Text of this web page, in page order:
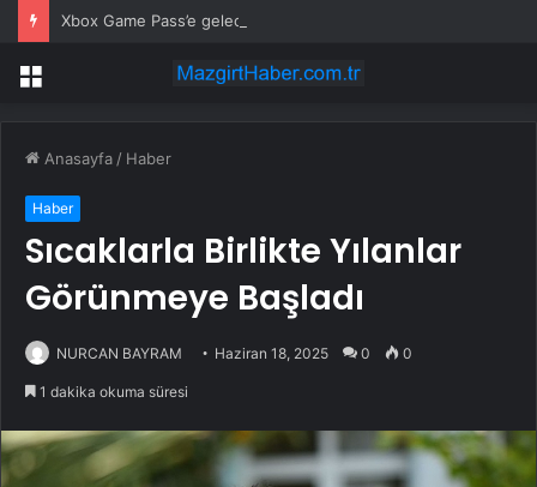
Menü
Anasayfa / Haber
Haber
Sıcaklarla Birlikte Yılanlar
Görünmeye Başladı
NURCAN BAYRAM Haziran 18, 2025 0 0
1 dakika okuma süresi